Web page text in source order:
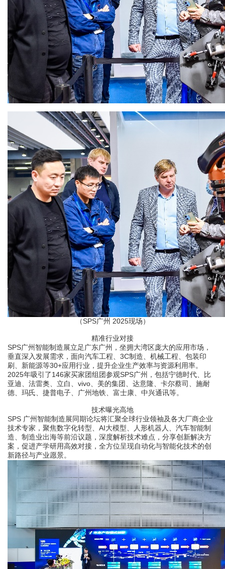
（SPS广州 2025现场）
精准行业对接
SPS广州智能制造展立足广东广州，坐拥大湾区庞大的应用市场，
垂直深入发展需求，面向汽车工程、 3C制造、机械工程、包装印
刷、新能源等30+应用行业，提升企业生产效率与资源利用率。
2025年吸引了146家买家团组团参观SPS广州，包括宁德时代、比
亚迪、法雷奥、立白、 vivo 、美的集团、达意隆、卡尔蔡司、施耐
德、玛氏、捷普电子、广州地铁、富士康、中兴通讯等。
技术曝光高地
SPS 广州智能制造展同期论坛将汇聚全球行业领袖及各大厂商企业
技术专家，聚焦数字化转型、 AI大模型、人形机器人、汽车智能制
造、制造业出海等前沿议题，深度解析技术难点，分享创新解决方
案，促进产学研用高效对接，全方位呈现自动化与智能化技术的创
新路径与产业愿景。